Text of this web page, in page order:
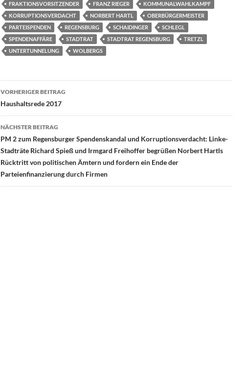
FRAKTIONSVORSITZENDER
FRANZ RIEGER
KOMMUNALWAHLKAMPF
KORRUPTIONSVERDACHT
NORBERT HARTL
OBERBÜRGERMEISTER
PARTEISPENDEN
REGENSBURG SCHAIDINGER
SCHLEGL
SPENDENAFFÄRE
STADTRAT STADTRAT REGENSBURG
TRETZL
UNTERTUNNELUNG
WOLBERGS
Beitragsnavigation
VORHERIGER BEITRAG
Haushaltsrede 2017
NÄCHSTER BEITRAG
PM 2 zum Regensburger Spendenskandal und Korruptionsverdacht: Linke-
Stadträte Richard Spieß und Irmgard Freihoffer begrüßen Norbert Hartls
Rücktritt von politischen Ämtern und fordern ein Ende der
Parteienfinanzierung durch Firmen